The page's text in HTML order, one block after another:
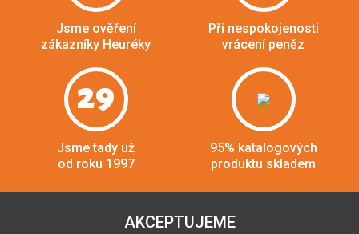
Jsme ověření
zákazníky Heuréky
Při nespokojenosti
vrácení peněz
29
Jsme tady už
od roku 1997
95% katalogových
produktu skladem
AKCEPTUJEME